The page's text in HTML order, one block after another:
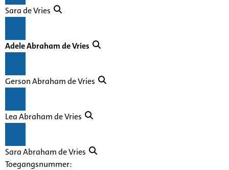
Sara de Vries
Adele Abraham de Vries
Gerson Abraham de Vries
Lea Abraham de Vries
Sara Abraham de Vries
Toegangsnummer: